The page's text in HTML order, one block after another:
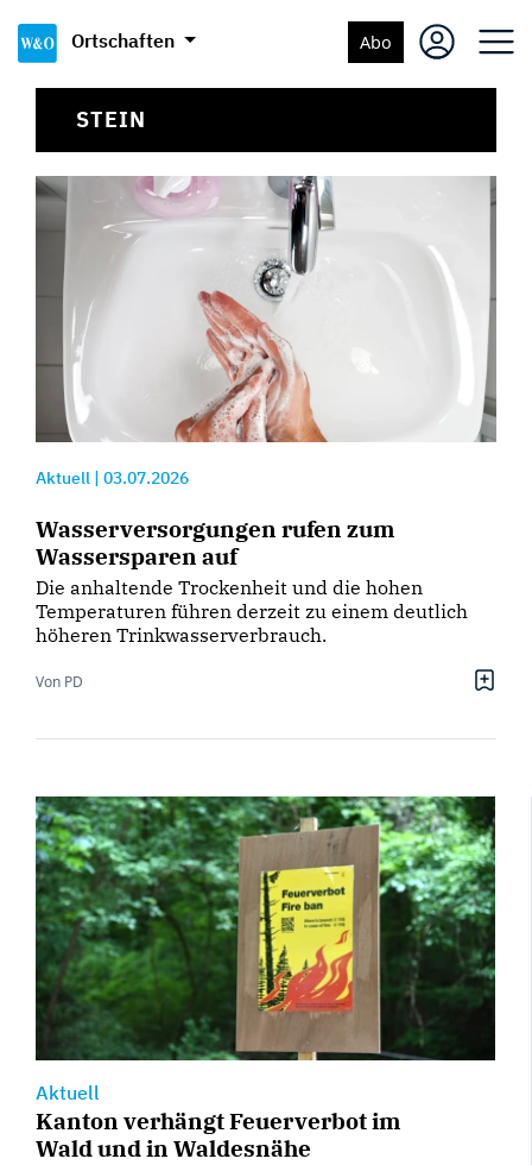
Ortschaften Abo
STEIN
Aktuell | 03.07.2026
Wasserversorgungen rufen zum
Wassersparen auf
Die anhaltende Trockenheit und die hohen
Temperaturen führen derzeit zu einem deutlich
höheren Trinkwasserverbrauch.
Von PD
Aktuell
Kanton verhängt Feuerverbot im
Wald und in Waldesnähe